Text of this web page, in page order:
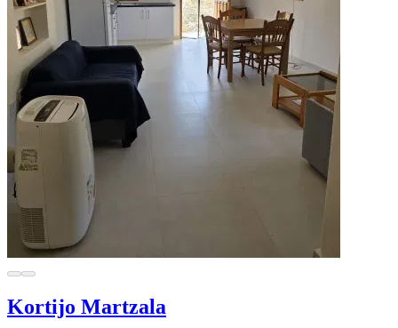
Kortijo Martzala